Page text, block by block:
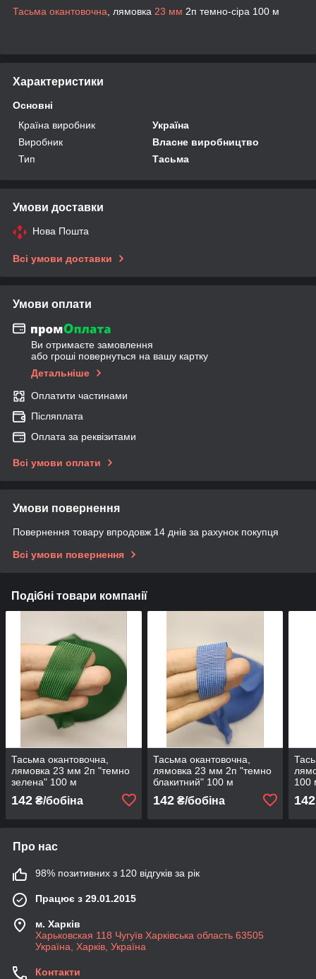
Тасьма окантовочна , лямовка 23 мм 2п темно-сіра 100 м
Характеристики
Основні
Країна виробник
Україна
Виробник
Власне виробництво
Тип
Тасьма
Умови доставки
Нова Пошта
Всі умови доставки
Умови оплати
Ви отримаєте замовлення
або гроші повернуться на вашу картку
Детальніше
Оплатити частинами
Післяплата
Оплата за реквізитами
Всі умови оплати
Умови повернення
Повернення товару впродовж 14 днів за рахунок покупця
Всі умови повернення
Подібні товари компанії
Тасьма окантовочна,
лямовка 23 мм 2п "темно
зелена" 100 м
142 ₴/бобіна
Тасьма окантовочна,
лямовка 23 мм 2п "темно
блакитний" 100 м
142₴/бобіна
100
142
Про нас
98% позитивних з 120 відгуків за рік
Працює з 29.01.2015
м. Харків
Харьковская 118 Чугуїв Харківська область 63505
Україна, Харків, Україна
Контакти